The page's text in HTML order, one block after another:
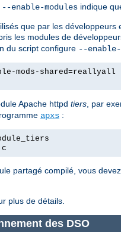
--enable-modules indique
que par les
les modules de
du script configure --
mods-shared=reallyall
Apache httpd tiers , par
apxs :
partagé compilé, vous
plus de détails.
des DSO